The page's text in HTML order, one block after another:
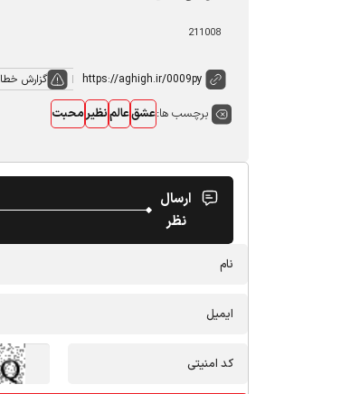
گزارش خطا
برچسب ها:عشقعالمنظیرمحبت
ارسال
نظر